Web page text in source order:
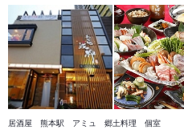
居酒屋 熊本駅 アミュ 郷土料理 個室